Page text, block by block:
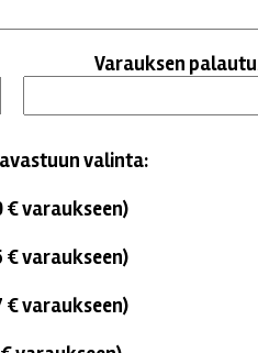
Varauksen
valinta:
€ varaukseen)
€ varaukseen)
€ varaukseen)